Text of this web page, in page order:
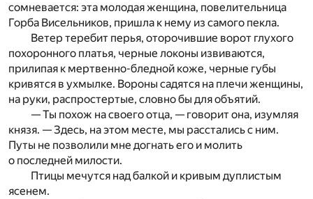
сомневается: эта молодая женщина, повелительница
Горба Висельников, пришла к нему из самого пекла.
Ветер теребит перья, оторочившие ворот глухого
похоронного платья, черные локоны извиваются,
прилипая к мертвенно-бледной коже, черные губы
кривятся в ухмылке. Вороны садятся на плечи женщины,
на руки, распростертые, словно бы для объятий.
— Ты похож на своего отца, — говорит она, изумляя
князя. — Здесь, на этом месте, мы расстались с ним.
Путы не позволили мне догнать его и молить
о последней милости.
Птицы мечутся над балкой и кривым дуплистым
ясенем.